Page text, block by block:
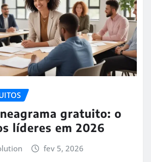
gratuito: o
líderes em 2026
fev 5, 2026